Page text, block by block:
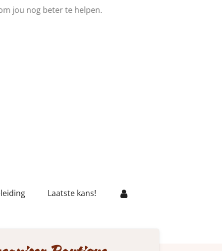
jou nog beter te helpen.
Laatste kans!